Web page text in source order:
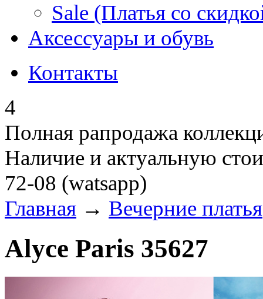
Sale (Платья со
Аксессуары и обувь
Контакты
4
Полная рапродажа
Наличие и актуальную
72-08 (watsapp)
Главная → Вечерние платья
Alyce Paris 35627